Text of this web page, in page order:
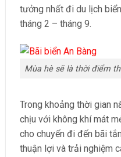
tưởng nhất đi du lịch
tháng 2 – tháng 9.
Mùa hè sẽ là thời điểm
Trong khoảng thời gian
chịu với không khí mát
cho chuyến đi đến bãi
thuận lợi và trải nghiệm